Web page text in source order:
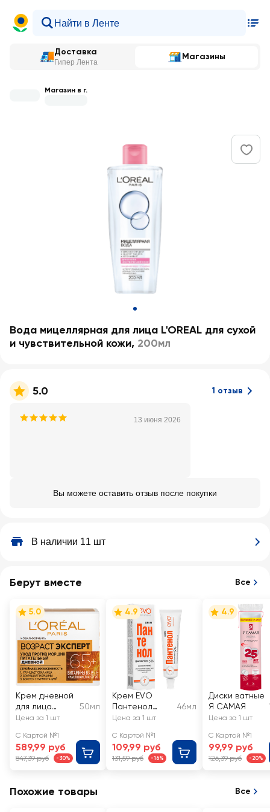
Доставка
Гипер Лента
Магазины
Магазин в г.
Вода мицеллярная для лица L'OREAL для сухой
и чувствительной кожи, 200мл
5.0 1 отзыв
13 июня 2026
Вы можете оставить отзыв после покупки
В наличии 11 шт
Берут вместе Все
5.0
Крем дневной
для лица
L'OREAL
Эксперт 65+,
против
морщин SPF20
50мл
Цена за 1 шт
С Картой №1
589,99 руб
847,39 руб -30%
4.9
Крем EVO
Пантенол
универсальный
46мл
Цена за 1 шт
С Картой №1
109,99 руб
131,59 руб -16%
4.9
Диски ватные
Я САМАЯ
Цена за 1 шт
С Картой №1
99,99 руб
126,39 руб -20%
Похожие товары Все